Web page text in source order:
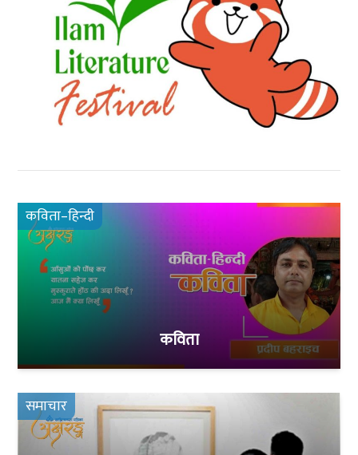
कविता–हिन्दी
कविता
समाचार